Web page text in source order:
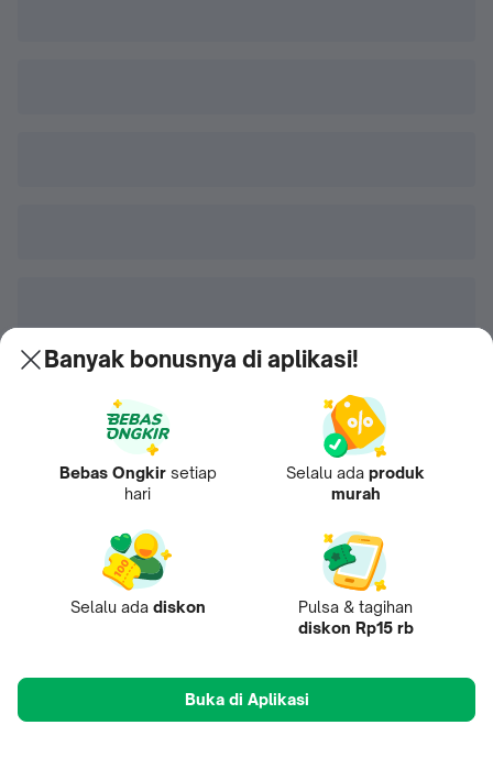
Banyak bonusnya di aplikasi!
Bebas Ongkir setiap
hari
Selalu ada produk
murah
Selalu ada diskon
Pulsa & tagihan
diskon Rp15 rb
Buka di Aplikasi